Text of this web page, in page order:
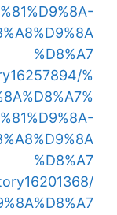
%D8%A7
%
%D8%A7